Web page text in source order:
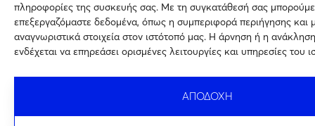
πληροφορίες της συσκευής σας. Με τη συγκατάθεσή σας
επεξεργαζόμαστε δεδομένα, όπως η συμπεριφορά περιήγησης και
αναγνωριστικά στοιχεία στον ιστότοπό μας. Η άρνηση ή η
ενδέχεται να επηρεάσει ορισμένες λειτουργίες και υπηρεσίες του
ΑΠΟΔΟΧΗ